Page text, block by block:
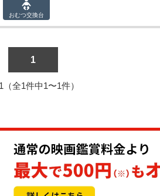
おむつ交換台
1
（全1件中1〜1件）